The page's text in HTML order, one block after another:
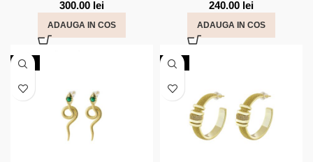
300.00 lei
ADAUGA IN COS
240.00 lei
ADAUGA IN COS
NOU NOU